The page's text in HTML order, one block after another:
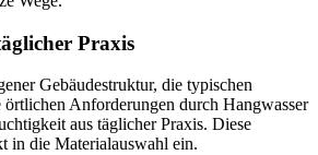
Praxis
Gebäudestruktur, die typischen
örtlichen Anforderungen durch Hangwasser
aus täglicher Praxis. Diese
in die Materialauswahl ein.